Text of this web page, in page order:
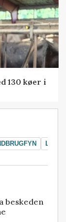
130 køer i
beskeden